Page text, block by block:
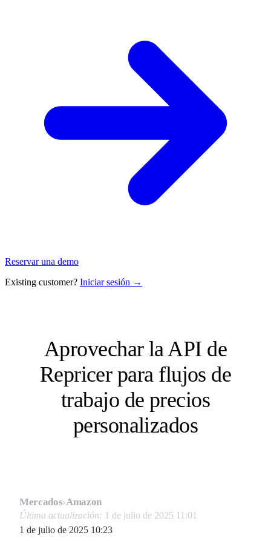
Reservar una demo
Existing customer? Iniciar sesión →
Aprovechar la API de
Repricer para flujos de
trabajo de precios
personalizados
Mercados›Amazon
Última actualización: 1 de julio de 2025 11:01
1 de julio de 2025 10:23